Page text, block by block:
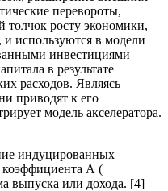
перевороты,
росту экономики,
используются в модели
инвестициями
в результате
расходов. Являясь
приводят к его
модель акселератора.
индуцированных
А (
выпуска или дохода. [4]